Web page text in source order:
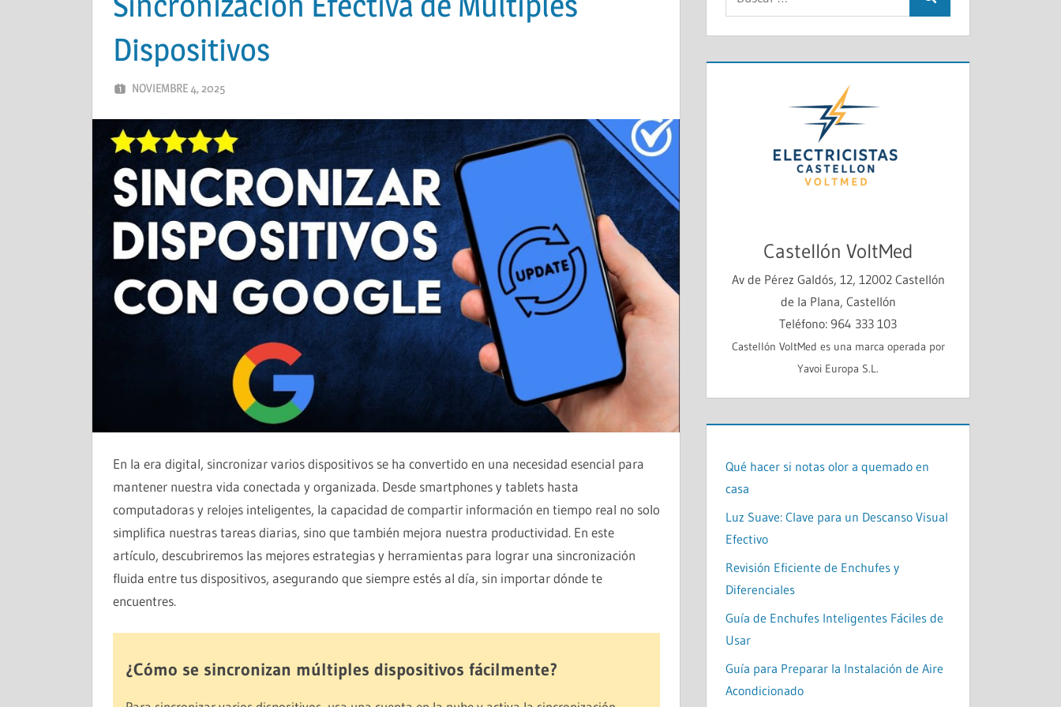
Dispositivos
NOVIEMBRE 4, 2025
En la era digital, sincronizar varios dispositivos se ha convertido en una necesidad esencial para
mantener nuestra vida conectada y organizada. Desde smartphones y tablets hasta
computadoras y relojes inteligentes, la capacidad de compartir información en tiempo real no solo
simplifica nuestras tareas diarias, sino que también mejora nuestra productividad. En este
artículo, descubriremos las mejores estrategias y herramientas para lograr una sincronización
fluida entre tus dispositivos, asegurando que siempre estés al día, sin importar dónde te
encuentres.
¿Cómo se sincronizan múltiples dispositivos fácilmente?
Buscar
Castellón VoltMed
Av de Pérez Galdós, 12, 12002 Castellón
de la Plana, Castellón
Teléfono: 964 333 103
Castellón VoltMed es una marca operada por
Yavoi Europa S.L.
Qué hacer si notas olor a quemado en
casa
Luz Suave: Clave para un Descanso Visual
Efectivo
Revisión Eficiente de Enchufes y
Diferenciales
Guía de Enchufes Inteligentes Fáciles de
Usar
Guía para Preparar la Instalación de Aire
Acondicionado